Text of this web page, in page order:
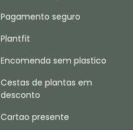
Pagamento seguro
Plantfit
Encomenda sem plastico
Cestas de plantas em
desconto
Cartao presente